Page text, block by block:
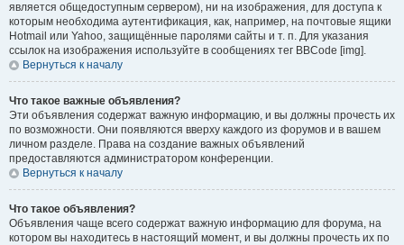
является общедоступным сервером), ни на изображения, для доступа к
которым необходима аутентификация, как, например, на почтовые ящики
Hotmail или Yahoo, защищённые паролями сайты и т. п. Для указания
ссылок на изображения используйте в сообщениях тег BBCode [img].
Вернуться к началу
Что такое важные объявления?
Эти объявления содержат важную информацию, и вы должны прочесть их
по возможности. Они появляются вверху каждого из форумов и в вашем
личном разделе. Права на создание важных объявлений
предоставляются администратором конференции.
Вернуться к началу
Что такое объявления?
Объявления чаще всего содержат важную информацию для форума, на
котором вы находитесь в настоящий момент, и вы должны прочесть их по